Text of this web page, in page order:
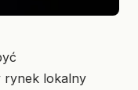
rynek lokalny